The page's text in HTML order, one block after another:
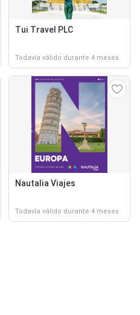
Tui Travel PLC
Todavía válido durante 4 meses
Nautalia Viajes
Todavía válido durante 4 meses